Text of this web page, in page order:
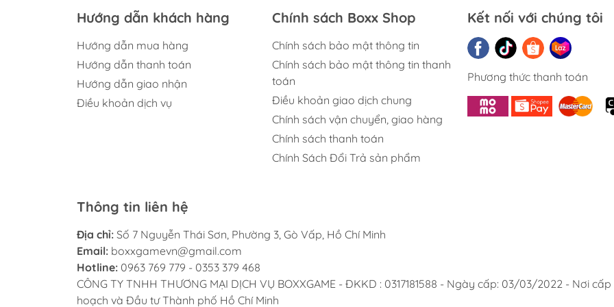
Hướng dẫn khách hàng
Hướng dẫn mua hàng
Hướng dẫn thanh toán
Hướng dẫn giao nhận
Điều khoản dịch vụ
Chính sách Boxx Shop
Chính sách bảo mật thông tin
Chính sách bảo mật thông tin thanh
toán
Điều khoản giao dịch chung
Chính sách vận chuyển, giao hàng
Chính sách thanh toán
Chính Sách Đổi Trả sản phẩm
Kết nối với chúng tôi
Phương thức thanh toán
Thông tin liên hệ
Địa chỉ: Số 7 Nguyễn Thái Sơn, Phường 3, Gò Vấp, Hồ Chí Minh
Email: boxxgamevn@gmail.com
Hotline: 0963 769 779 - 0353 379 468
CÔNG TY TNHH THƯƠNG MẠI DỊCH VỤ BOXXGAME - ĐKKD : 0317181588 - Ngày cấp: 03/03/2022 - Nơi cấp
hoạch và Đầu tư Thành phố Hồ Chí Minh